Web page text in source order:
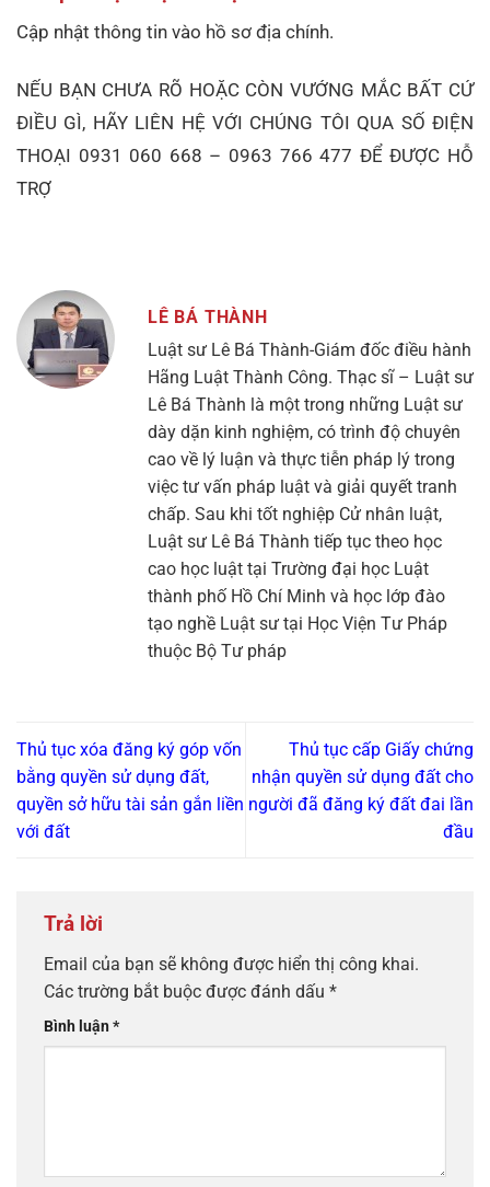
Cập nhật thông tin vào hồ sơ địa chính.
NẾU BẠN CHƯA RÕ HOẶC CÒN VƯỚNG MẮC BẤT CỨ
ĐIỀU GÌ, HÃY LIÊN HỆ VỚI CHÚNG TÔI QUA SỐ ĐIỆN
THOẠI 0931 060 668 – 0963 766 477 ĐỂ ĐƯỢC HỖ
TRỢ
LÊ BÁ THÀNH
Luật sư Lê Bá Thành-Giám đốc điều hành
Hãng Luật Thành Công. Thạc sĩ – Luật sư
Lê Bá Thành là một trong những Luật sư
dày dặn kinh nghiệm, có trình độ chuyên
cao về lý luận và thực tiễn pháp lý trong
việc tư vấn pháp luật và giải quyết tranh
chấp. Sau khi tốt nghiệp Cử nhân luật,
Luật sư Lê Bá Thành tiếp tục theo học
cao học luật tại Trường đại học Luật
thành phố Hồ Chí Minh và học lớp đào
tạo nghề Luật sư tại Học Viện Tư Pháp
thuộc Bộ Tư pháp
Thủ tục xóa đăng ký góp vốn
bằng quyền sử dụng đất,
quyền sở hữu tài sản gắn liền
với đất
Thủ tục cấp Giấy chứng
nhận quyền sử dụng đất cho
người đã đăng ký đất đai lần
đầu
Trả lời
Email của bạn sẽ không được hiển thị công khai.
Các trường bắt buộc được đánh dấu *
Bình luận*